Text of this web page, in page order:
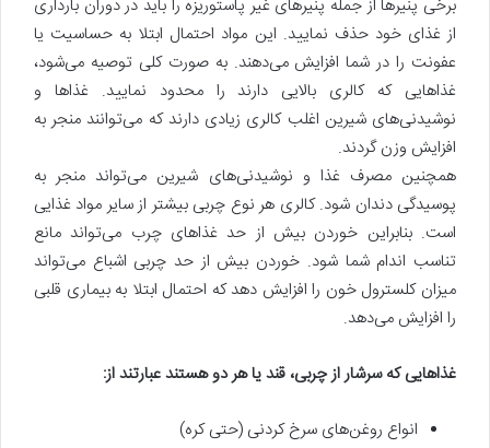
برخی پنیرها از جمله پنیرهای غیر پاستوریزه را باید در دوران بارداری
از غذای خود حذف نمایید. این مواد احتمال ابتلا به حساسیت یا
عفونت را در شما افزایش می‌دهند. به صورت کلی توصیه می‌شود،
غذاهایی که کالری بالایی دارند را محدود نمایید. غذاها و
نوشیدنی‌های شیرین اغلب کالری زیادی دارند که می‌توانند منجر به
افزایش وزن گردند.
همچنین مصرف غذا و نوشیدنی‌های شیرین می‌تواند منجر به
پوسیدگی دندان شود. کالری هر نوع چربی بیشتر از سایر مواد غذایی
است. بنابراین خوردن بیش از حد غذاهای چرب می‌تواند مانع
تناسب اندام شما شود. خوردن بیش از حد چربی اشباع می‌تواند
میزان کلسترول خون را افزایش دهد که احتمال ابتلا به بیماری قلبی
را افزایش می‌دهد.
غذاهایی که سرشار از چربی، قند یا هر دو هستند عبارتند از:
انواع روغن‌های سرخ کردنی (حتی کره)